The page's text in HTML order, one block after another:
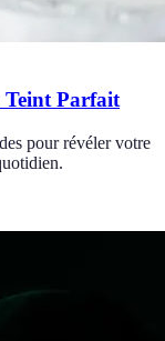
Teint Parfait
pour révéler votre